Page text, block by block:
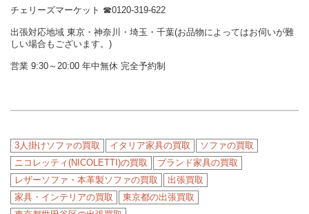
チェリーズマーケット ☎︎0120-319-622
出張対応地域 東京・神奈川・埼玉・千葉(お品物によってはお伺いが難
しい場合もございます。)
営業 9:30～20:00 年中無休 完全予約制
3人掛けソファの買取 イタリア家具の買取
ソファの買取
ニコレッティ(NICOLETTI)の買取
ブランド家具の買取
レザーソファ・本革製ソファの買取
出張買取
家具・インテリアの買取
東京都の出張買取